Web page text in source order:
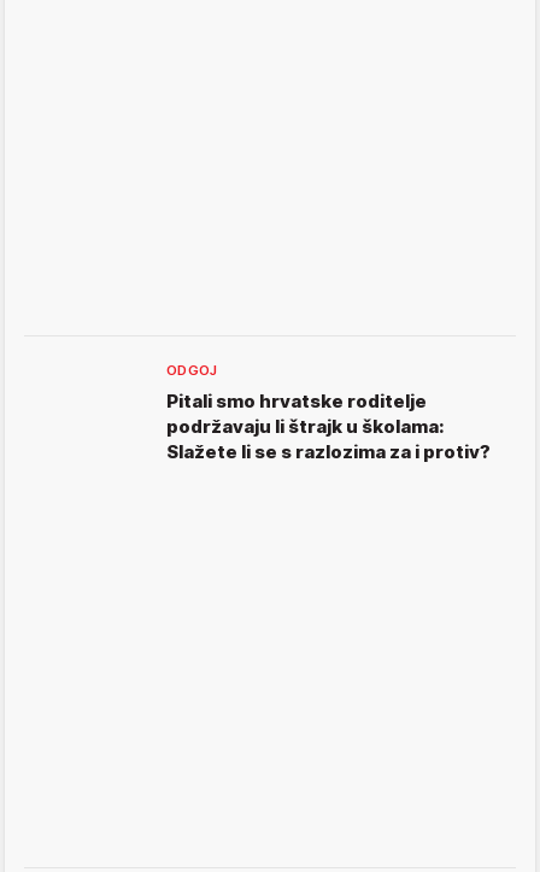
ODGOJ
Pitali smo hrvatske roditelje
podržavaju li štrajk u školama:
Slažete li se s razlozima za i protiv?